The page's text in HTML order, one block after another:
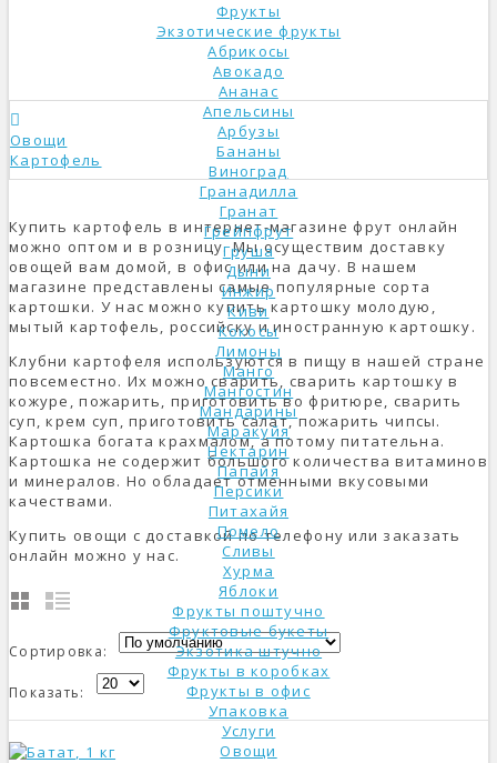
Фрукты
Экзотические фрукты
Абрикосы
Авокадо
Ананас
Апельсины
Арбузы
Бананы
Виноград
Гранадилла
Гранат
Грейпфрут
Груша
Дыни
Инжир
Киви
Кокосы
Лимоны
Манго
Мангостин
Мандарины
Маракуйя
Нектарин
Папайя
Персики
Питахайя
Помело
Сливы
Хурма
Яблоки
Фрукты поштучно
Фруктовые букеты
Экзотика штучно
Фрукты в коробках
Фрукты в офис
Упаковка
Услуги
Овощи
Овощи
Картофель
Купить картофель в интернет-магазине фрут онлайн
можно оптом и в розницу. Мы осуществим доставку
овощей вам домой, в офис или на дачу. В нашем
магазине представлены самые популярные сорта
картошки. У нас можно купить картошку молодую,
мытый картофель, российску и иностранную картошку.
Клубни картофеля используются в пищу в нашей стране
повсеместно. Их можно сварить, сварить картошку в
кожуре, пожарить, приготовить во фритюре, сварить
суп, крем суп, приготовить салат, пожарить чипсы.
Картошка богата крахмалом, а потому питательна.
Картошка не содержит большого количества витаминов
и минералов. Но обладает отменными вкусовыми
качествами.
Купить овощи с доставкой по телефону или заказать
онлайн можно у нас.
Сортировка:
Показать: